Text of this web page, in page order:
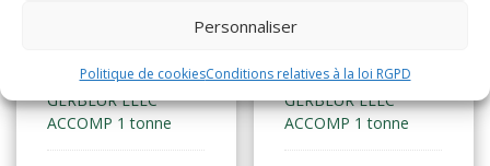
Personnaliser
Politique de cookiesConditions relatives à la loi RGPD
GERBEUR ELEC
ACCOMP 1 tonne
YALE MS10E
GERBEUR ELEC
ACCOMP 1 tonne